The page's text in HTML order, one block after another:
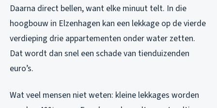
Daarna direct bellen, want elke minuut telt. In die
hoogbouw in Elzenhagen kan een lekkage op de vierde
verdieping drie appartementen onder water zetten.
Dat wordt dan snel een schade van tienduizenden
euro’s.
Wat veel mensen niet weten: kleine lekkages worden